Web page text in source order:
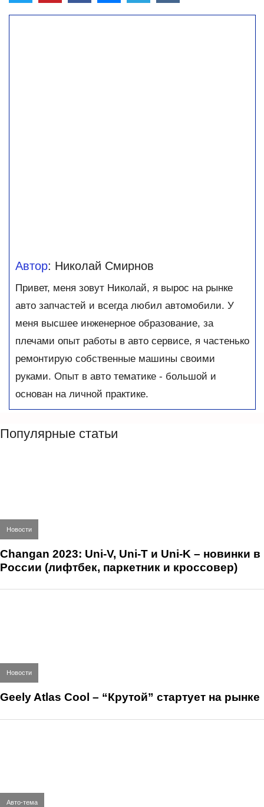
Автор: Николай Смирнов
Привет, меня зовут Николай, я вырос на рынке
авто запчастей и всегда любил автомобили. У
меня высшее инженерное образование, за
плечами опыт работы в авто сервисе, я частенько
ремонтирую собственные машины своими
руками. Опыт в авто тематике - большой и
основан на личной практике.
Популярные статьи
Новости
Changan 2023: Uni-V, Uni-T и Uni-K – новинки в
России (лифтбек, паркетник и кроссовер)
Новости
Geely Atlas Cool – “Крутой” стартует на рынке
Авто-тема